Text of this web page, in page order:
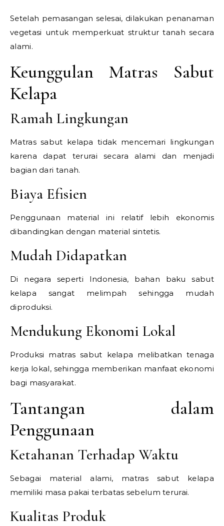
Setelah pemasangan selesai, dilakukan penanaman
vegetasi untuk memperkuat struktur tanah secara
alami.
Keunggulan Matras Sabut
Kelapa
Ramah Lingkungan
Matras sabut kelapa tidak mencemari lingkungan
karena dapat terurai secara alami dan menjadi
bagian dari tanah.
Biaya Efisien
Penggunaan material ini relatif lebih ekonomis
dibandingkan dengan material sintetis.
Mudah Didapatkan
Di negara seperti Indonesia, bahan baku sabut
kelapa sangat melimpah sehingga mudah
diproduksi.
Mendukung Ekonomi Lokal
Produksi matras sabut kelapa melibatkan tenaga
kerja lokal, sehingga memberikan manfaat ekonomi
bagi masyarakat.
Tantangan dalam
Penggunaan
Ketahanan Terhadap Waktu
Sebagai material alami, matras sabut kelapa
memiliki masa pakai terbatas sebelum terurai.
Kualitas Produk